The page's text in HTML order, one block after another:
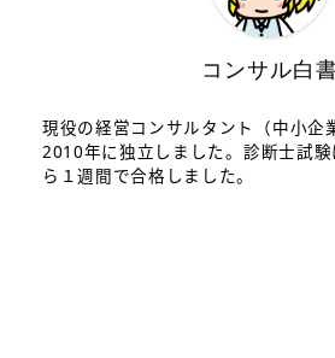
コンサル白
現役の経営コンサルタント（中小企
2010年に独立しました。診断士試
ら１週間で合格しました。